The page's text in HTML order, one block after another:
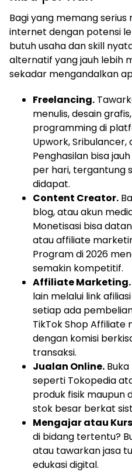
Bagi yang memang
internet dengan potensi
butuh usaha dan skill
alternatif yang jauh lebih
sekadar mengandalkan
Freelancing.
menulis, desain
programming di
Upwork, Sribulancer,
Penghasilan bisa
per hari, tergantung
didapat.
Content Creator.
blog, atau akun
Monetisasi bisa
atau affiliate
Program di 2026
semakin kompetitif.
Affiliate Marketing.
lain melalui link
setiap ada
TikTok Shop Affiliate
dengan komisi
transaksi.
Jualan Online.
seperti Tokopedia
produk fisik maupun
stok besar berkat
Mengajar atau
di bidang tertentu?
atau tawarkan jasa
edukasi digital.